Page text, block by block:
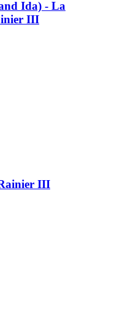
Ida) - La
III
III